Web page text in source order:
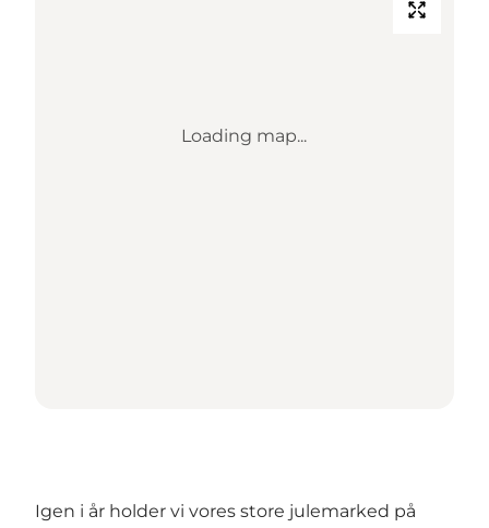
Loading map...
Igen i år holder vi vores store julemarked på